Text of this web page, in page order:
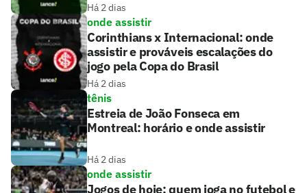
Há 2 dias
onde assistir
Corinthians x Internacional: onde
assistir e prováveis escalações do
jogo pela Copa do Brasil
Há 2 dias
tênis
Estreia de João Fonseca em
Montreal: horário e onde assistir
Há 2 dias
onde assistir
Jogos de hoje: quem joga no futebol e